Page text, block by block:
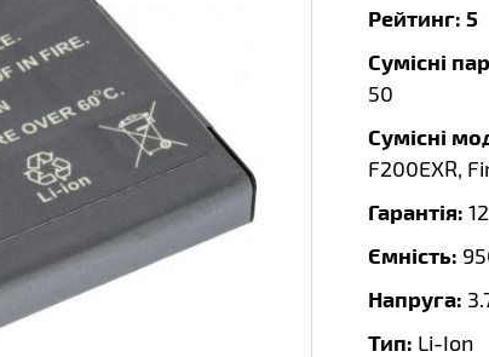
Рейтинг: 5
Сумісні
50
Сумісні
F200EXR,
Гарантія:
Ємність:
Напруга:
Тип: Li-Ion